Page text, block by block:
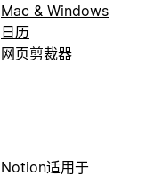
Mac & Windows
日历
网页剪裁器
Notion适用于